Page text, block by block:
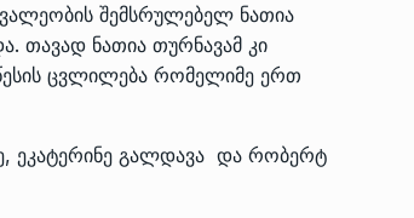
შემსრულებელ ნათია
თავად ნათია თურნავამ კი
ცვლილება რომელიმე ერთ
ეკატერინე გალდავა და რობერტ